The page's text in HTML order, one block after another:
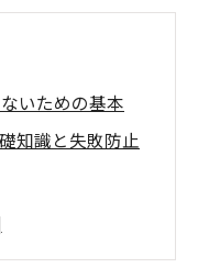
いための基本
知識と失敗防止
押さえる基本